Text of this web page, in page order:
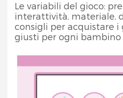
Le variabili del gioco:
interattività, materiale,
consigli per acquistare i
giusti per ogni bambino